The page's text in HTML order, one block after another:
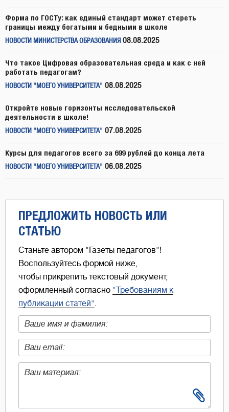
Форма по ГОСТу: как единый стандарт может стереть
границы между богатыми и бедными в школе
НОВОСТИ МИНИСТЕРСТВА ОБРАЗОВАНИЯ 08.08.2025
Что такое Цифровая образовательная среда и как с ней
работать педагогам?
НОВОСТИ "МОЕГО УНИВЕРСИТЕТА" 08.08.2025
Откройте новые горизонты исследовательской
деятельности в школе!
НОВОСТИ "МОЕГО УНИВЕРСИТЕТА" 07.08.2025
Курсы для педагогов всего за 699 рублей до конца лета
НОВОСТИ "МОЕГО УНИВЕРСИТЕТА" 06.08.2025
ПРЕДЛОЖИТЬ НОВОСТЬ ИЛИ
СТАТЬЮ
Станьте автором "Газеты педагогов"!
Воспользуйтесь формой ниже,
чтобы прикрепить текстовый документ,
оформленный согласно "Требованиям к
публикации статей".